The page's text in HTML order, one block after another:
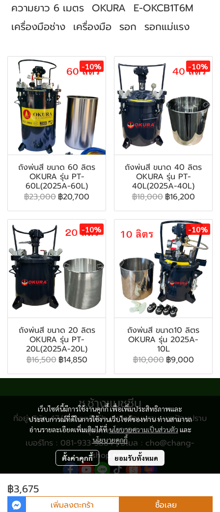
ความยาว 6 เมตร OKURA E-OKCB1T6M
เครื่องมือช่าง เครื่องมือ รอก รอกแม่แรง
-10%
ถังพ่นสี ขนาด 60 ลิตร
OKURA รุ่น PT-
60L(2025A-60L)
฿23,000 ฿20,700
-10%
ถังพ่นสี ขนาด 40 ลิตร
OKURA รุ่น PT-
40L(2025A-40L)
฿18,000 ฿16,200
-10%
ถังพ่นสี ขนาด 20 ลิตร
OKURA รุ่น PT-
20L(2025A-20L)
฿16,500 ฿14,850
-10%
ถังพ่นสี ขนาด10 ลิตร
OKURA รุ่น 2025A-
10L
฿10,000 ฿9,000
฿3,675
เพิ่มลงตะกร้า ซื้อเลย
เว็บไซต์นี้มีการใช้งานคุกกี้ เพื่อเพิ่มประสิทธิภาพและ
ประสบการณ์ที่ดีในการใช้งานเว็บไซต์ของท่าน ท่านสามารถ
อ่านรายละเอียดเพิ่มเติมได้ที่นโยบายความเป็นส่วนตัว และ
นโยบายคุกกี้
ตั้งค่าคุกกี้ ยอมรับทั้งหมด
ช.ช้างแมชชีน
ที่อยู่บริษัท 47/8 ถนนเสือป่า แขวงป้อมปราบ เขตป้อมปราบ
กรุงเทพฯ 10100
เบอร์โทร : 081-933-3884 | อีเมล : cho@chang-
shop.com
© Copyright 2024 All Rights Reserved.